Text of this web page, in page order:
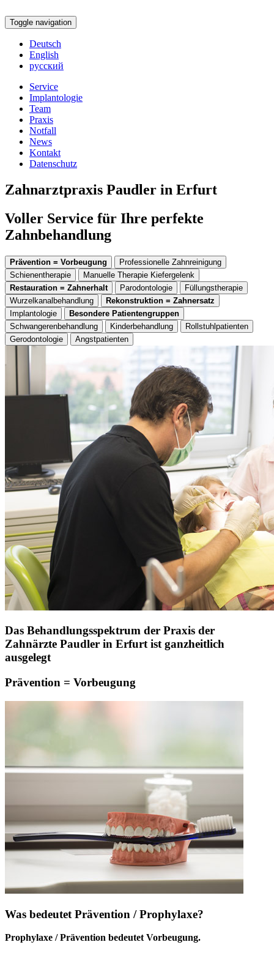
Toggle navigation
Deutsch
English
русский
Service
Implantologie
Team
Praxis
Notfall
News
Kontakt
Datenschutz
Zahnarztpraxis Paudler in Erfurt
Voller Service für Ihre perfekte
Zahnbehandlung
Prävention = Vorbeugung
Professionelle Zahnreinigung
Schienentherapie
Manuelle Therapie Kiefergelenk
Restauration = Zahnerhalt
Parodontologie
Füllungstherapie
Wurzelkanalbehandlung
Rekonstruktion = Zahnersatz
Implantologie
Besondere Patientengruppen
Schwangerenbehandlung
Kinderbehandlung
Rollstuhlpatienten
Gerodontologie
Angstpatienten
Das Behandlungsspektrum der Praxis der
Zahnärzte Paudler in Erfurt ist ganzheitlich
ausgelegt
Prävention = Vorbeugung
Was bedeutet Prävention / Prophylaxe?
Prophylaxe / Prävention bedeutet Vorbeugung.